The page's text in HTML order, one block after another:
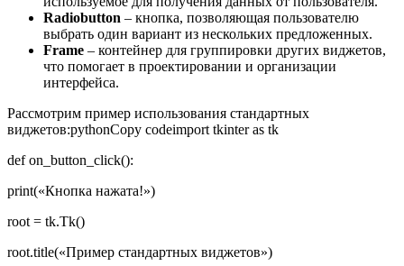
Radiobutton – кнопка, позволяющая пользователю
выбрать один вариант из нескольких предложенных.
Frame – контейнер для группировки других виджетов,
что помогает в проектировании и организации
интерфейса.
Рассмотрим пример использования стандартных
виджетов:pythonCopy codeimport tkinter as tk
def on_button_click():
print(«Кнопка нажата!»)
root = tk.Tk()
root.title(«Пример стандартных виджетов»)